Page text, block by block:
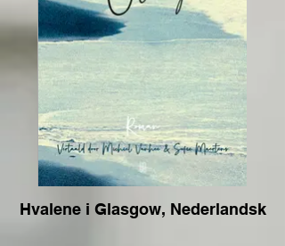
Hvalene i Glasgow, Nederlandsk